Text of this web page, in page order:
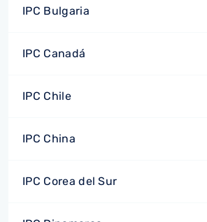
IPC Bulgaria
IPC Canadá
IPC Chile
IPC China
IPC Corea del Sur